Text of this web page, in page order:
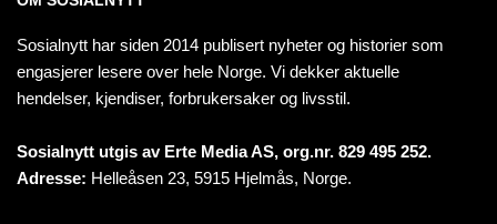
Sosialnytt har siden 2014 publisert nyheter og historier som
engasjerer lesere over hele Norge. Vi dekker aktuelle
hendelser, kjendiser, forbrukersaker og livsstil.
Sosialnytt utgis av Erte Media AS, org.nr. 829 495 252.
Adresse: Helleåsen 23, 5915 Hjelmås, Norge.